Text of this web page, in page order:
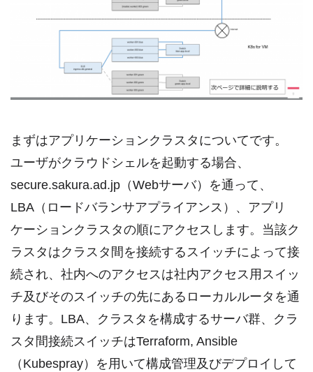
まずはアプリケーションクラスタについてです。
ユーザがクラウドシェルを起動する場合、
secure.sakura.ad.jp（Webサーバ）を通って、
LBA（ロードバランサアプライアンス）、アプリ
ケーションクラスタの順にアクセスします。当該ク
ラスタはクラスタ間を接続するスイッチによって接
続され、社内へのアクセスは社内アクセス用スイッ
チ及びそのスイッチの先にあるローカルルータを通
ります。LBA、クラスタを構成するサーバ群、クラ
スタ間接続スイッチはTerraform, Ansible
（Kubespray）を用いて構成管理及びデプロイして